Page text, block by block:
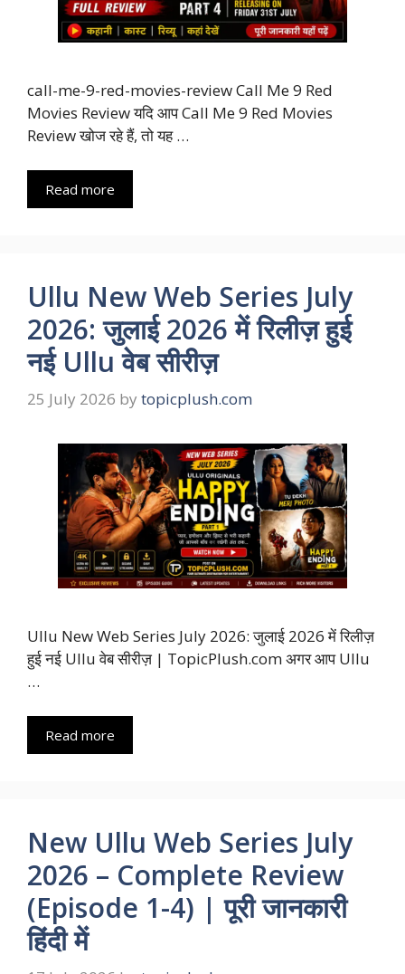
call-me-9-red-movies-review Call Me 9 Red
Movies Review यदि आप Call Me 9 Red Movies
Review खोज रहे हैं, तो यह …
Read more
Ullu New Web Series July
2026: जुलाई 2026 में रिलीज़ हुई
नई Ullu वेब सीरीज़
25 July 2026 by topicplush.com
Ullu New Web Series July 2026: जुलाई 2026 में रिलीज़
हुई नई Ullu वेब सीरीज़ | TopicPlush.com अगर आप Ullu
…
Read more
New Ullu Web Series July
2026 – Complete Review
(Episode 1-4) | पूरी जानकारी
हिंदी में